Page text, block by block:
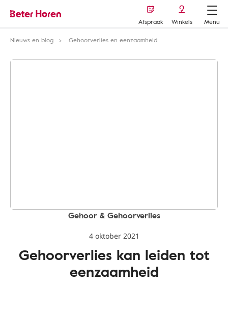
Afspraak Winkels
Menu
Nieuws en blog
Gehoorverlies en eenzaamheid
Gehoor & Gehoorverlies
4 oktober 2021
Gehoorverlies kan leiden tot
eenzaamheid